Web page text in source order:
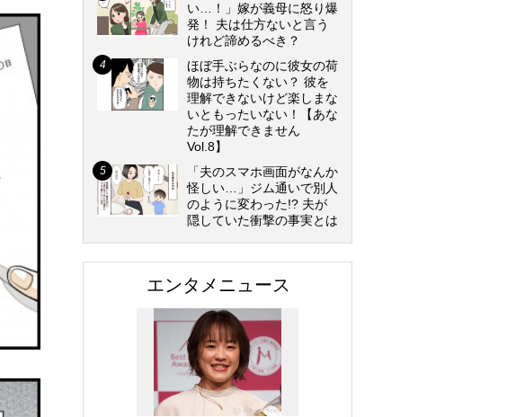
い…！」嫁が義母に怒り爆
発！ 夫は仕方ないと言う
けれど諦めるべき？
ほぼ手ぶらなのに彼女の荷
物は持ちたくない？ 彼を
理解できないけど楽しまな
いともったいない！【あな
たが理解できません
Vol.8】
「夫のスマホ画面がなんか
怪しい…」ジム通いで別人
のように変わった!? 夫が
隠していた衝撃の事実とは
エンタメニュース